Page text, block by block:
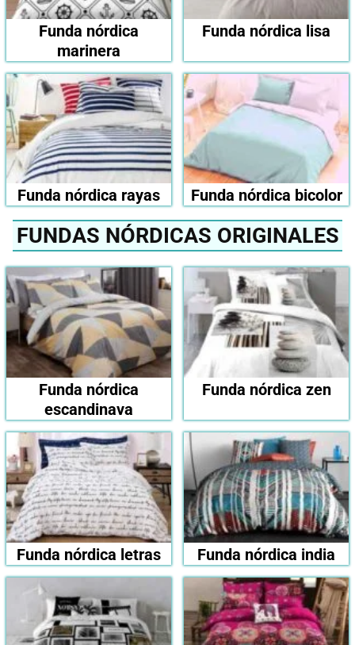
Funda nórdica
marinera
Funda nórdica lisa
Funda nórdica rayas Funda nórdica bicolor
FUNDAS NÓRDICAS ORIGINALES
Funda nórdica
escandinava
Funda nórdica zen
Funda nórdica letras Funda nórdica india